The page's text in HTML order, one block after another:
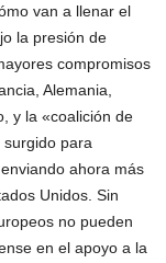
van a llenar el
la presión de
compromisos
Alemania,
y la «coalición de
para
ahora más
Unidos. Sin
no pueden
en el apoyo a la